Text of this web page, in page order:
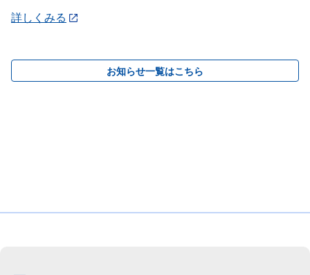
詳しくみる
お知らせ一覧はこちら